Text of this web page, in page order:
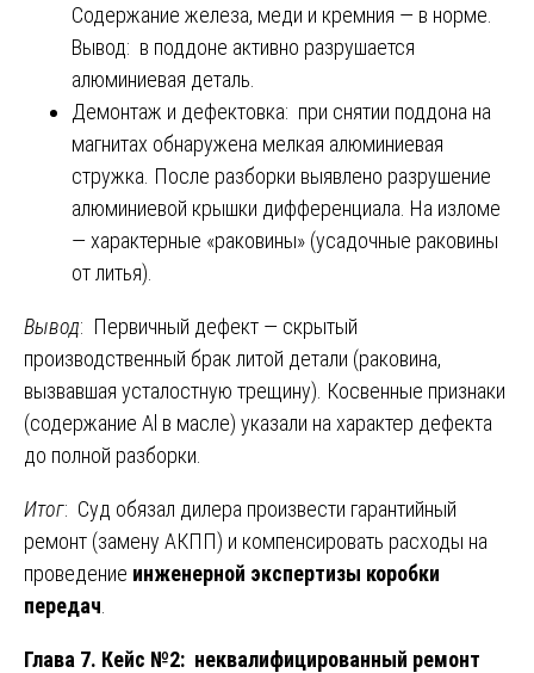
Содержание железа, меди и кремния — в норме.
Вывод: в поддоне активно разрушается
алюминиевая деталь.
Демонтаж и дефектовка: при снятии поддона на
магнитах обнаружена мелкая алюминиевая
стружка. После разборки выявлено разрушение
алюминиевой крышки дифференциала. На изломе
— характерные «раковины» (усадочные раковины
от литья).
Вывод: Первичный дефект — скрытый
производственный брак литой детали (раковина,
вызвавшая усталостную трещину). Косвенные признаки
(содержание Al в масле) указали на характер дефекта
до полной разборки.
Итог: Суд обязал дилера произвести гарантийный
ремонт (замену АКПП) и компенсировать расходы на
проведение инженерной экспертизы коробки
передач
Глава 7. Кейс №2: неквалифицированный ремонт